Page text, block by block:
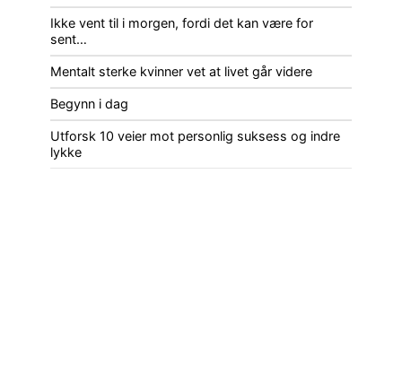
Ikke vent til i morgen, fordi det kan være for
sent…
Mentalt sterke kvinner vet at livet går videre
Begynn i dag
Utforsk 10 veier mot personlig suksess og indre
lykke